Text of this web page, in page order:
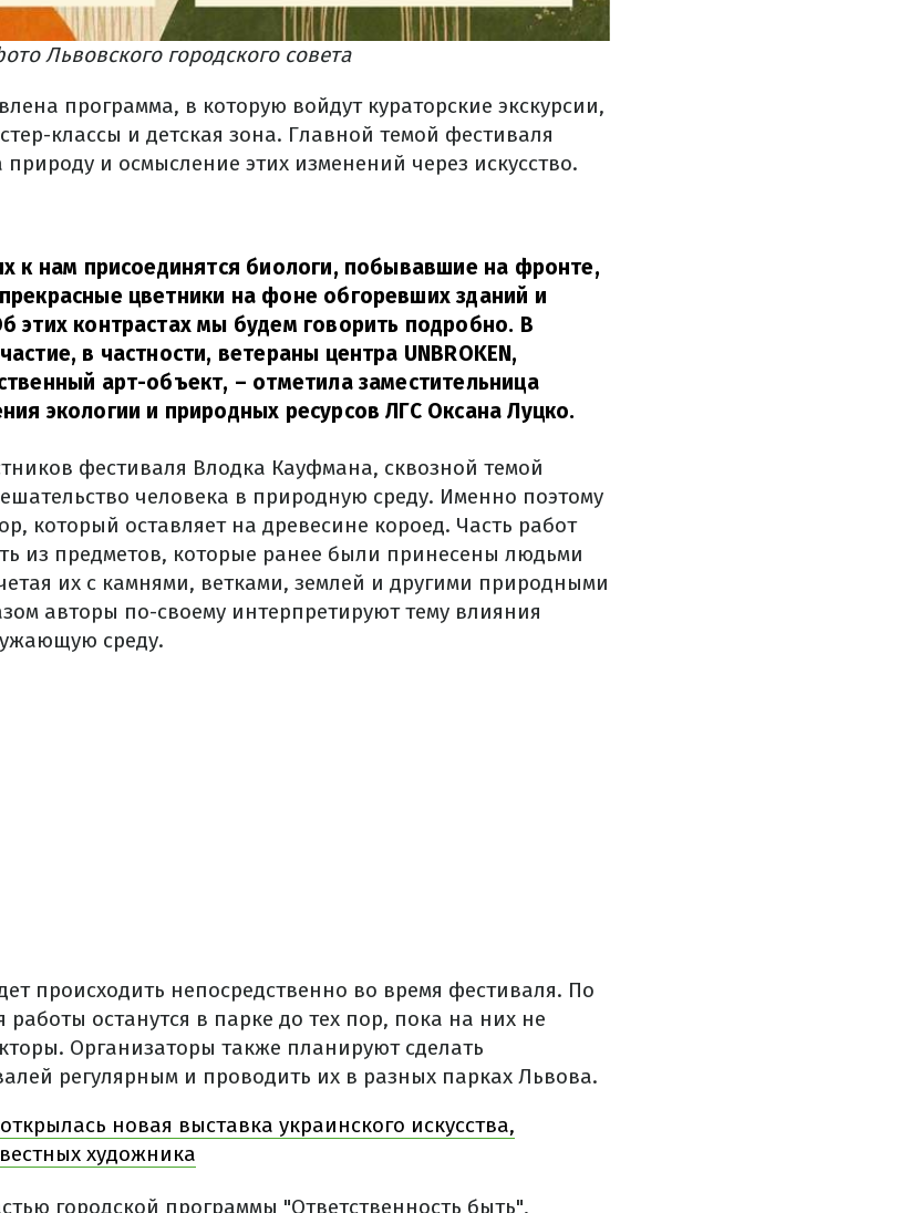
Львовского городского совета
программа, в которую войдут кураторские экскурсии,
классы и детская зона. Главной темой фестиваля
и осмысление этих изменений через искусство.
к нам присоединятся биологи, побывавшие на фронте,
цветники на фоне обгоревших зданий и
этих контрастах мы будем говорить подробно. В
в частности, ветераны центра UNBROKEN,
арт-объект, – отметила заместительница
экологии и природных ресурсов ЛГС Оксана Луцко.
фестиваля Влодка Кауфмана, сквозной темой
человека в природную среду. Именно поэтому
который оставляет на древесине короед. Часть работ
из предметов, которые ранее были принесены людьми
их с камнями, ветками, землей и другими природными
авторы по-своему интерпретируют тему влияния
среду.
происходить непосредственно во время фестиваля. По
останутся в парке до тех пор, пока на них не
Организаторы также планируют сделать
регулярным и проводить их в разных парках Львова.
новая выставка украинского искусства,
художника
городской программы "Ответственность быть",